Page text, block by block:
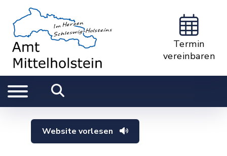
Termin
vereinbaren
Website vorlesen